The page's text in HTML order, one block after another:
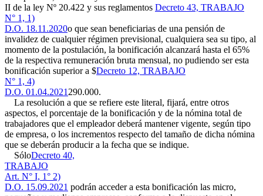
II de la ley Nº 20.422 y sus reglamentos Decreto 43, TRABAJO
N° 1, 1)
D.O. 18.11.2020o que sean beneficiarias de una pensión de
invalidez de cualquier régimen previsional, cualquiera sea su tipo, al
momento de la postulación, la bonificación alcanzará hasta el 65%
de la respectiva remuneración bruta mensual, no pudiendo ser esta
bonificación superior a $Decreto 12, TRABAJO
N° 1, 4)
D.O. 01.04.2021 290.000.
La resolución a que se refiere este literal, fijará, entre otros
aspectos, el porcentaje de la bonificación y de la nómina total de
trabajadores que el empleador deberá mantener vigente, según tipo
de empresa, o los incrementos respecto del tamaño de dicha nómina
que se deberán producir a la fecha que se indique.
SóloDecreto 40,
TRABAJO
Art. N° I, 1° 2)
D.O. 15.09.2021 podrán acceder a esta bonificación las micro,